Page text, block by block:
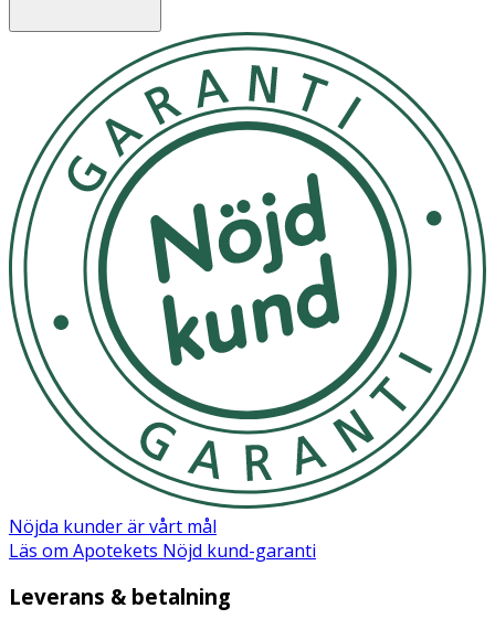
Nöjda kunder är vårt mål
Läs om Apotekets Nöjd kund-garanti
Leverans & betalning